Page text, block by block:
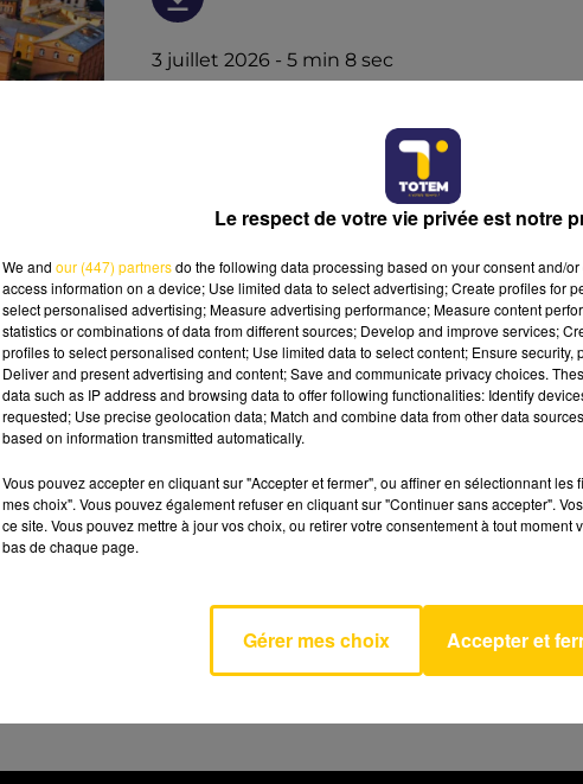
3 juillet 2026 - 5 min 8 sec
Pourvu Qu'elles
Soient Douces
MYLENE
AVEYRON NORD
Le respect de votre vie privée est notre
We and our (447) partnersdo the following data processing based on your consent and/
access information on a device; Use limited data to select advertising; Create profiles for
select personalised advertising; Measure advertising performance; Measure content
statistics or combinations of data from different sources; Develop and improve services;
profiles to select personalised content; Use limited data to select content; Ensure security,
Deliver and present advertising and content; Save and communicate privacy choices.
data such as IP address and browsing data to offer following functionalities: Identify
requested; Use precise geolocation data; Match and combine data from other data
based on information transmitted automatically.
Vous pouvez accepter en cliquant sur "Accepter et fermer", ou affiner en sélectionnant
mes choix". Vous pouvez également refuser en cliquant sur "Continuer sans accepter".
ce site. Vous pouvez mettre à jour vos choix, ou retirer votre consentement à tout moment
bas de chaque page.
Gérer mes choix Accepter et